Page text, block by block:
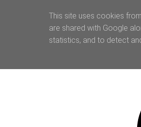
This site uses cookies
are shared with Google
statistics, and to detect